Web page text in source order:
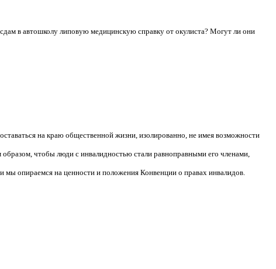
в автошколу липовую медицинскую справку от окулиста? Могут ли они
на краю общественной жизни, изолированно, не имея возможности
чтобы люди с инвалидностью стали равноправными его членами,
опираемся на ценности и положения Конвенции о правах инвалидов.